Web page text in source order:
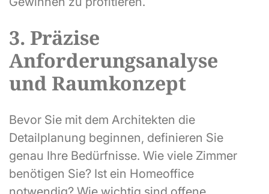
3. Präzise
Anforderungsanalyse
und Raumkonzept
Bevor Sie mit dem Architekten die
Detailplanung beginnen, definieren Sie
genau Ihre Bedürfnisse. Wie viele Zimmer
benötigen Sie? Ist ein Homeoffice